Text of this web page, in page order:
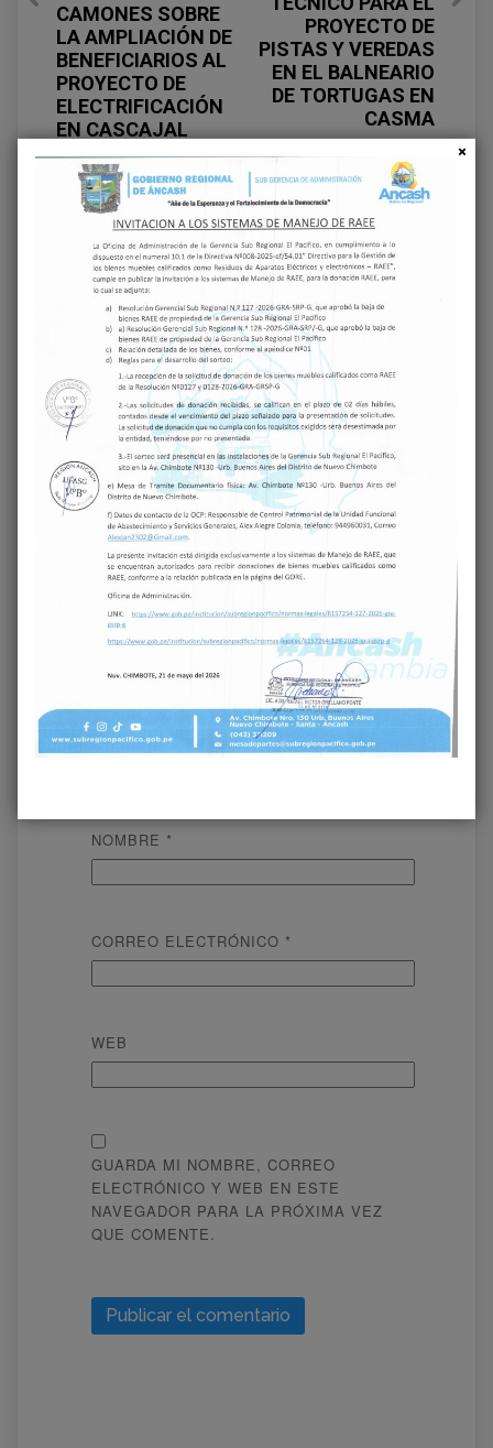
CAMONES SOBRE
LA AMPLIACIÓN DE
BENEFICIARIOS AL
PROYECTO DE
ELECTRIFICACIÓN
EN CASCAJAL
PROYECTO DE
PISTAS Y VEREDAS
EN EL BALNEARIO
DE TORTUGAS EN
CASMA
Deja una respuesta
Tu dirección de correo electrónico no será
publicada. Los campos obligatorios están
marcados con*
COMENTARIO*
NOMBRE *
CORREO ELECTRÓNICO *
WEB
GUARDA MI NOMBRE, CORREO
ELECTRÓNICO Y WEB EN ESTE
NAVEGADOR PARA LA PRÓXIMA VEZ
QUE COMENTE.